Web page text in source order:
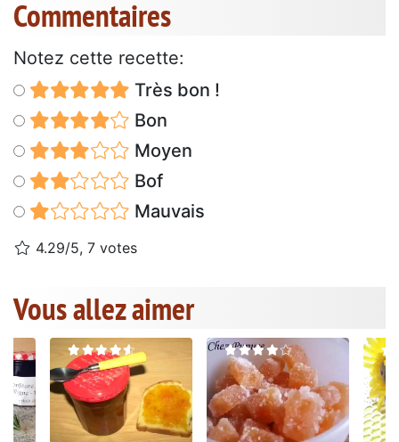
Commentaires
Notez cette recette:
Très bon !
Bon
Moyen
Bof
Mauvais
4.29/5, 7 votes
Vous allez aimer